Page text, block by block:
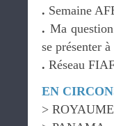
. Semaine
. Ma
se présenter
. Réseau
EN
>